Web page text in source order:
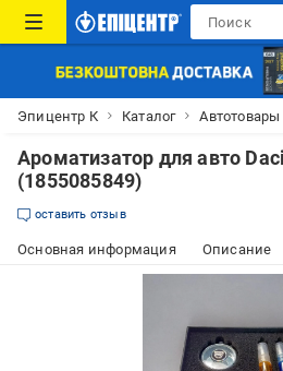
Эпицентр К Каталог Автотовары
Ароматизатор для авто
(1855085849)
оставить отзыв
Основная информация Описание